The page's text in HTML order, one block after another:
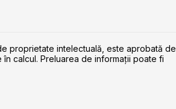
proprietate intelectuală, este aprobată de
în calcul. Preluarea de informaţii poate fi